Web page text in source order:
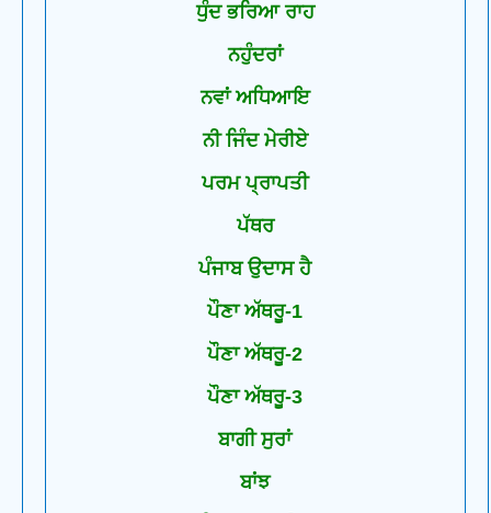
ਧੁੰਦ ਭਰਿਆ ਰਾਹ
ਨਹੁੰਦਰਾਂ
ਨਵਾਂ ਅਧਿਆਇ
ਨੀ ਜਿੰਦ ਮੇਰੀਏ
ਪਰਮ ਪ੍ਰਾਪਤੀ
ਪੱਥਰ
ਪੰਜਾਬ ਉਦਾਸ ਹੈ
ਪੌਣਾ ਅੱਥਰੂ-1
ਪੌਣਾ ਅੱਥਰੂ-2
ਪੌਣਾ ਅੱਥਰੂ-3
ਬਾਗੀ ਸੁਰਾਂ
ਬਾਂਝ